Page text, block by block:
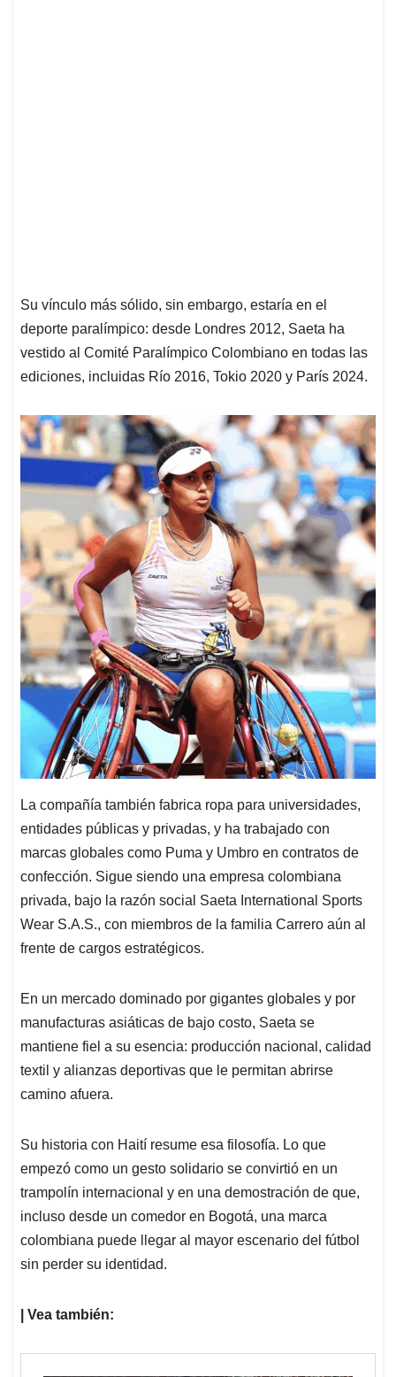
Su vínculo más sólido, sin embargo, estaría en el
deporte paralímpico: desde Londres 2012, Saeta ha
vestido al Comité Paralímpico Colombiano en todas las
ediciones, incluidas Río 2016, Tokio 2020 y París 2024.
La compañía también fabrica ropa para universidades,
entidades públicas y privadas, y ha trabajado con
marcas globales como Puma y Umbro en contratos de
confección. Sigue siendo una empresa colombiana
privada, bajo la razón social Saeta International Sports
Wear S.A.S., con miembros de la familia Carrero aún al
frente de cargos estratégicos.
En un mercado dominado por gigantes globales y por
manufacturas asiáticas de bajo costo, Saeta se
mantiene fiel a su esencia: producción nacional, calidad
textil y alianzas deportivas que le permitan abrirse
camino afuera.
Su historia con Haití resume esa filosofía. Lo que
empezó como un gesto solidario se convirtió en un
trampolín internacional y en una demostración de que,
incluso desde un comedor en Bogotá, una marca
colombiana puede llegar al mayor escenario del fútbol
sin perder su identidad.
| Vea también: